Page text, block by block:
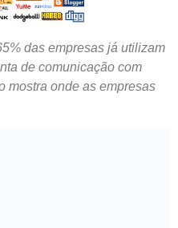
das empresas já utilizam
de comunicação com
mostra onde as empresas